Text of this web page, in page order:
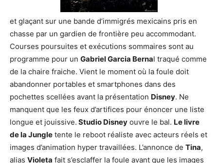
et glaçant sur une bande d’immigrés mexicains pris en
chasse par un gardien de frontière peu accommodant.
Courses poursuites et exécutions sommaires sont au
programme pour un Gabriel Garcia Bernal traqué comme
de la chaire fraiche. Vient le moment où la foule doit
abandonner portables et smartphones dans des
pochettes scellées avant la présentation Disney. Ne
manquent que les feux d’artifices pour énoncer une liste
longue et jouissive. Studio Disney ouvre le bal. Le livre
de la Jungle tente le reboot réaliste avec acteurs réels et
images d’animation hyper travaillées. L’annonce de Tina,
alias Violeta fait s’esclaffer la foule avant que les images